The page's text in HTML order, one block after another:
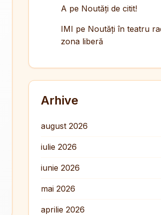
A pe Noutăți de citit!
IMI pe Noutăți în teatru
zona liberă
Arhive
august 2026
iulie 2026
iunie 2026
mai 2026
aprilie 2026